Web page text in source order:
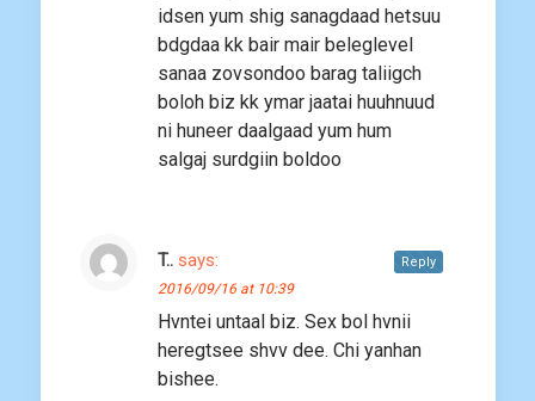
idsen yum shig sanagdaad hetsuu
bdgdaa kk bair mair beleglevel
sanaa zovsondoo barag taliigch
boloh biz kk ymar jaatai huuhnuud
ni huneer daalgaad yum hum
salgaj surdgiin boldoo
T.. says:
2016/09/16 at 10:39
Hvntei untaal biz. Sex bol hvnii
heregtsee shvv dee. Chi yanhan
bishee.
Reply